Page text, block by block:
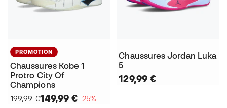
PROMOTION
Chaussures Kobe 1
Protro City Of
Champions
199,99 €149,99 €−25%
Chaussures Jordan Luka
5
129,99 €